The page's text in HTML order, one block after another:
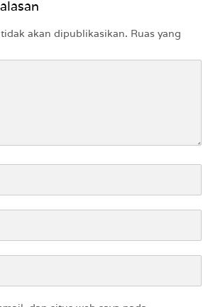
akan dipublikasikan. Ruas yang